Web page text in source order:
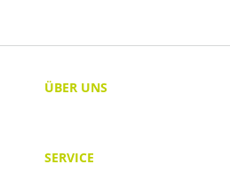
ÜBER UNS
SERVICE